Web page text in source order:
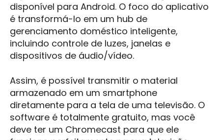
disponível para Android. O foco do aplicativo
é transformá-lo em um hub de
gerenciamento doméstico inteligente,
incluindo controle de luzes, janelas e
dispositivos de áudio/vídeo.
Assim, é possível transmitir o material
armazenado em um smartphone
diretamente para a tela de uma televisão. O
software é totalmente gratuito, mas você
deve ter um Chromecast para que ele